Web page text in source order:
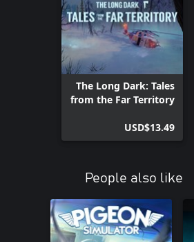
The Long Dark: Tales
from the Far Territory
USD$13.49
People also like